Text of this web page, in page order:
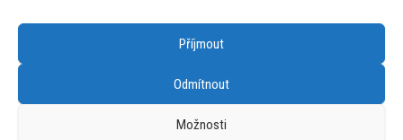
Příjmout
Odmítnout
Možnosti
s.r.o. Chodovská 228/3 Praha 4 IČ: 26454424